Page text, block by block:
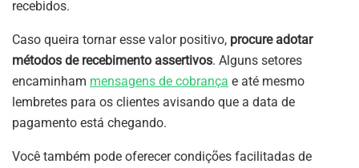
recebidos.
Caso queira tornar esse valor positivo, procure adotar
métodos de recebimento assertivos. Alguns setores
encaminham mensagens de cobrança e até mesmo
lembretes para os clientes avisando que a data de
pagamento está chegando.
Você também pode oferecer condições facilitadas de